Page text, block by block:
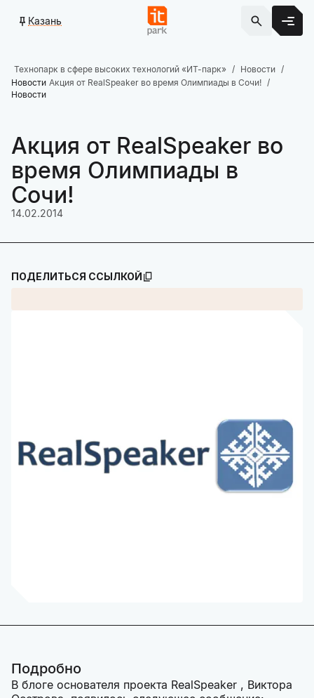
Казань
Технопарк в сфере высоких технологий «ИТ-парк»
Новости
Новости Акция от RealSpeaker во время Олимпиады в Сочи!
Новости
Акция от RealSpeaker во
время Олимпиады в
Сочи!
14.02.2014
ПОДЕЛИТЬСЯ ССЫЛКОЙ
Подробно
В блоге основателя проекта RealSpeaker , Виктора